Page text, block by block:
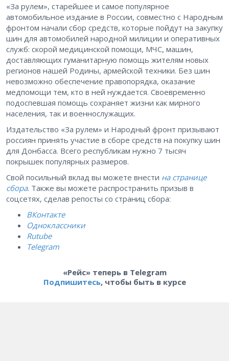
«За рулем», старейшее и самое популярное
автомобильное издание в России, совместно с Народным
фронтом начали сбор средств, которые пойдут на закупку
шин для автомобилей народной милиции и оперативных
служб: скорой медицинской помощи, МЧС, машин,
доставляющих гуманитарную помощь жителям новых
регионов нашей Родины, армейской техники. Без шин
невозможно обеспечение правопорядка, оказание
медпомощи тем, кто в ней нуждается. Своевременно
подоспевшая помощь сохраняет жизни как мирного
населения, так и военнослужащих.
Издательство «За рулем» и Народный фронт призывают
россиян принять участие в сборе средств на покупку шин
для Донбасса. Всего республикам нужно 7 тысяч
покрышек популярных размеров.
Свой посильный вклад вы можете внести на странице
сбора. Также вы можете распространить призыв в
соцсетях, сделав репосты со страниц сбора:
ВКонтакте
Одноклассники
Rutube
Telegram
«Рейс» теперь в Telegram
Подпишитесь, чтобы быть в курсе